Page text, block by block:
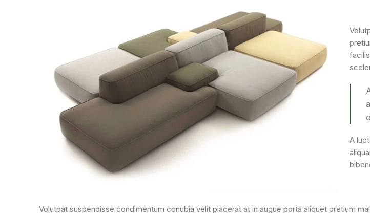
A
Volutpat suspendisse condimentum conubia velit placerat at in augue porta aliquet pretium